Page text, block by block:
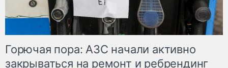
Горючая пора: АЗС начали активно
закрываться на ремонт и ребрендинг